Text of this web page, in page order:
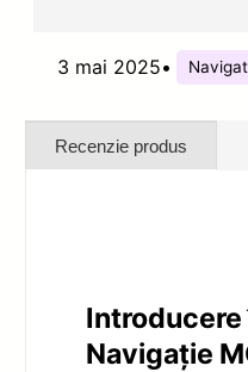
3 mai 2025•
Recenzie produs
Introducere
Navigație